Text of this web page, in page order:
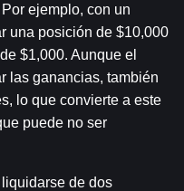
ejemplo, con un
una posición de $10,000
$1,000. Aunque el
las ganancias, también
lo que convierte a este
puede no ser
de dos